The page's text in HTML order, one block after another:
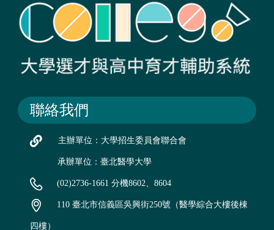
聯絡我們
主辦單位：大學招生委員會聯合會
承辦單位：臺北醫學大學
(02)2736-1661 分機8602、8604
110 臺北市信義區吳興街250號（醫學綜合大樓後棟
四樓）